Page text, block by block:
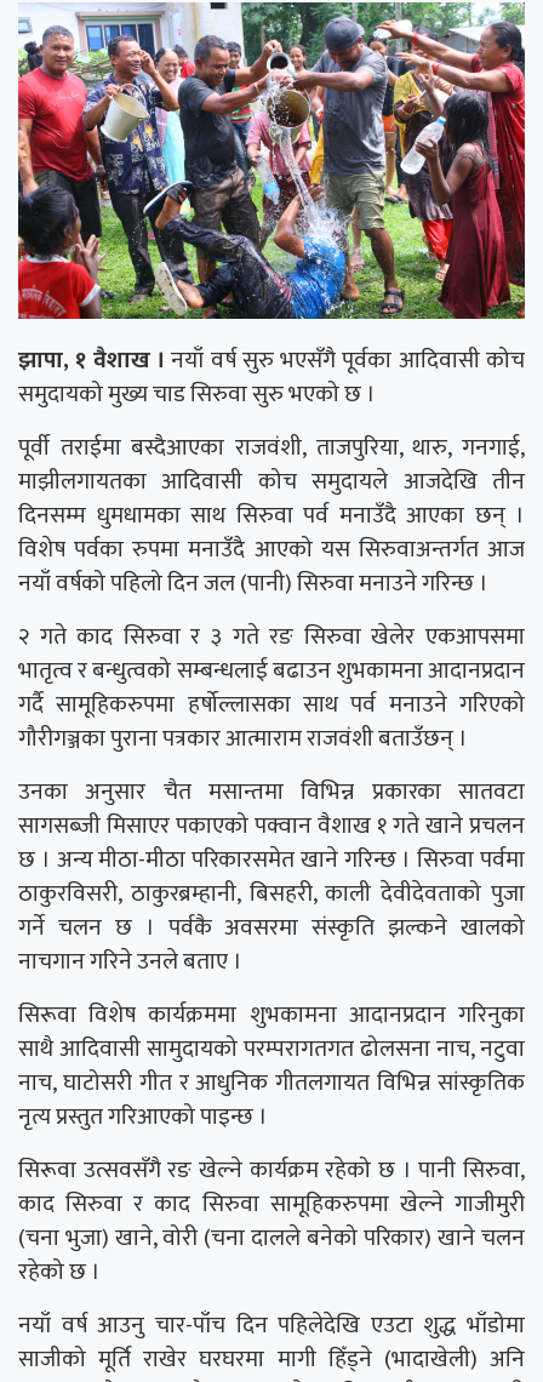
झापा, १ वैशाख । नयाँ वर्ष सुरु भएसँगै पूर्वका आदिवासी कोच
समुदायको मुख्य चाड सिरुवा सुरु भएको छ ।
पूर्वी तराईमा बस्दैआएका राजवंशी, ताजपुरिया, थारु, गनगाई,
माझीलगायतका आदिवासी कोच समुदायले आजदेखि तीन
दिनसम्म धुमधामका साथ सिरुवा पर्व मनाउँदै आएका छन् ।
विशेष पर्वका रुपमा मनाउँदै आएको यस सिरुवाअन्तर्गत आज
नयाँ वर्षको पहिलो दिन जल (पानी) सिरुवा मनाउने गरिन्छ ।
२ गते काद सिरुवा र ३ गते रङ सिरुवा खेलेर एकआपसमा
भातृत्व र बन्धुत्वको सम्बन्धलाई बढाउन शुभकामना आदानप्रदान
गर्दै सामूहिकरुपमा हर्षोल्लासका साथ पर्व मनाउने गरिएको
गौरीगञ्जका पुराना पत्रकार आत्माराम राजवंशी बताउँछन् ।
उनका अनुसार चैत मसान्तमा विभिन्न प्रकारका सातवटा
सागसब्जी मिसाएर पकाएको पक्वान वैशाख १ गते खाने प्रचलन
छ । अन्य मीठा-मीठा परिकारसमेत खाने गरिन्छ । सिरुवा पर्वमा
ठाकुरविसरी, ठाकुरब्रम्हानी, बिसहरी, काली देवीदेवताको पुजा
गर्ने चलन छ । पर्वकै अवसरमा संस्कृति झल्कने खालको
नाचगान गरिने उनले बताए ।
सिरूवा विशेष कार्यक्रममा शुभकामना आदानप्रदान गरिनुका
साथै आदिवासी सामुदायको परम्परागतगत ढोलसना नाच, नटुवा
नाच, घाटोसरी गीत र आधुनिक गीतलगायत विभिन्न सांस्कृतिक
नृत्य प्रस्तुत गरिआएको पाइन्छ ।
सिरूवा उत्सवसँगै रङ खेल्ने कार्यक्रम रहेको छ । पानी सिरुवा,
काद सिरुवा र काद सिरुवा सामूहिकरुपमा खेल्ने गाजीमुरी
(चना भुजा) खाने, वोरी (चना दालले बनेको परिकार) खाने चलन
रहेको छ ।
नयाँ वर्ष आउनु चार-पाँच दिन पहिलेदेखि एउटा शुद्ध भाँडोमा
साजीको मूर्ति राखेर घरघरमा मागी हिँड्ने (भादाखेली) अनि